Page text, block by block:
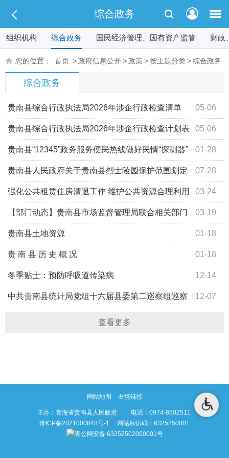
综合政务
组织机构 综合政务 国民经济管理、国有资产监管 财政
您的位置： 首页 >政府信息公开>政策>按主题分类>综合政务
综合政务
05-06
贵南县综合行政执法局2026年涉企行政检查清单
05-06
贵南县综合行政执法局2026年涉企行政检查计划表
01-28
贵南县“12345”政务服务便民热线做好民情“探测器”
架起民生“暖心桥” 07-28
贵南县人民政府关于贵南县烈士陵园保护范围划定
方案的公告 03-24
强化公共租赁住房清退工作 维护公共资源合理利用
03-19
【部门动态】贵南县市场监督管理局联合相关部门
开展加油机作弊专项行动 01-18
贵南县土地资源
01-18
贵 南 县 历 史 概 况
12-14
冬季贴士：预防呼吸道传染病
12-07
中共贵南县统计局党组十六届县委第二巡察组巡察
查看更多
网站地图 友情链接
主办：青海省贵南县人民政府 电话：0974-8502511
青ICP备2021000848号-1 网站标识码：6325250001
青公网安备 63252502000001号